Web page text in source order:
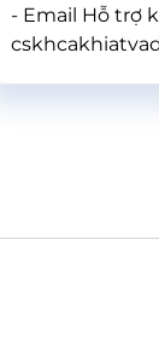
- Email Hỗ trợ